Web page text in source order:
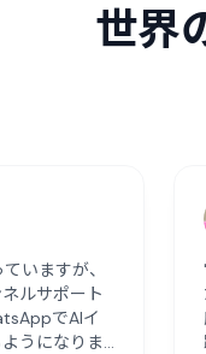
世界
いますが、
ルサポート
でAIイ
うになりま